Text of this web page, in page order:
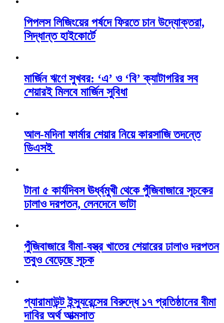
পিপলস লিজিংয়ের পর্ষদে ফিরতে চান উদ্যোক্তরা,
সিদ্ধান্ত হাইকোর্টে
মার্জিন ঋণে সুখবর: ‘এ’ ও ‘বি’ ক্যাটাগরির সব
শেয়ারই মিলবে মার্জিন সুবিধা
আল-মদিনা ফার্মার শেয়ার নিয়ে কারসাজি তদন্তে
ডিএসই
টানা ৫ কার্যদিবস ঊর্ধ্বমুখী থেকে পুঁজিবাজারে সূচকের
ঢালাও দরপতন, লেনদেনে ভাটা
পুঁজিবাজারে বীমা-বস্ত্র খাতের শেয়ারের ঢালাও দরপতন
তবুও বেড়েছে সূচক
প্যারামাউন্ট ইন্স্যুরেন্সের বিরুদ্ধে ১৭ প্রতিষ্ঠানের বীমা
দাবির অর্থ আত্মসাত